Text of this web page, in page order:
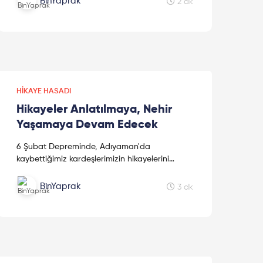
HIKAYE HASADI
Hikayeler Anlatılmaya, Nehir
Yaşamaya Devam Edecek
6 Şubat Depreminde, Adıyaman'da
kaybettiğimiz kardeşlerimizin hikayelerini
Kavasoğulları'na teşekkür ederiz.
BinYaprak 3 dk